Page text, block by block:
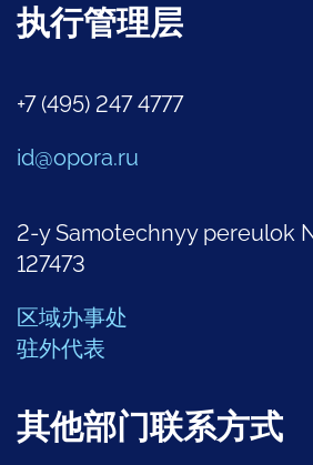
执行管理层
+7 (495) 247 4777
id@opora.ru
2-y Samotechnyy pereulok
127473
区域办事处
驻外代表
其他部门联系方式